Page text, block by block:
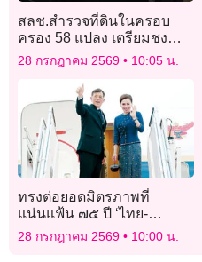
สลช.สำรวจที่ดินในครอบ
ครอง 58 แปลง เตรียมชง
บอร์ดบริหารลูกเสือเดินหน้า
พัฒนาเต็มสูบ
28 กรกฎาคม 2569 10:05 น.
ทรงต่อยอดมิตรภาพที่
แน่นแฟ้น ๗๕ ปี ‘ไทย-
สปป.ลาว’
28 กรกฎาคม 2569 10:00 น.